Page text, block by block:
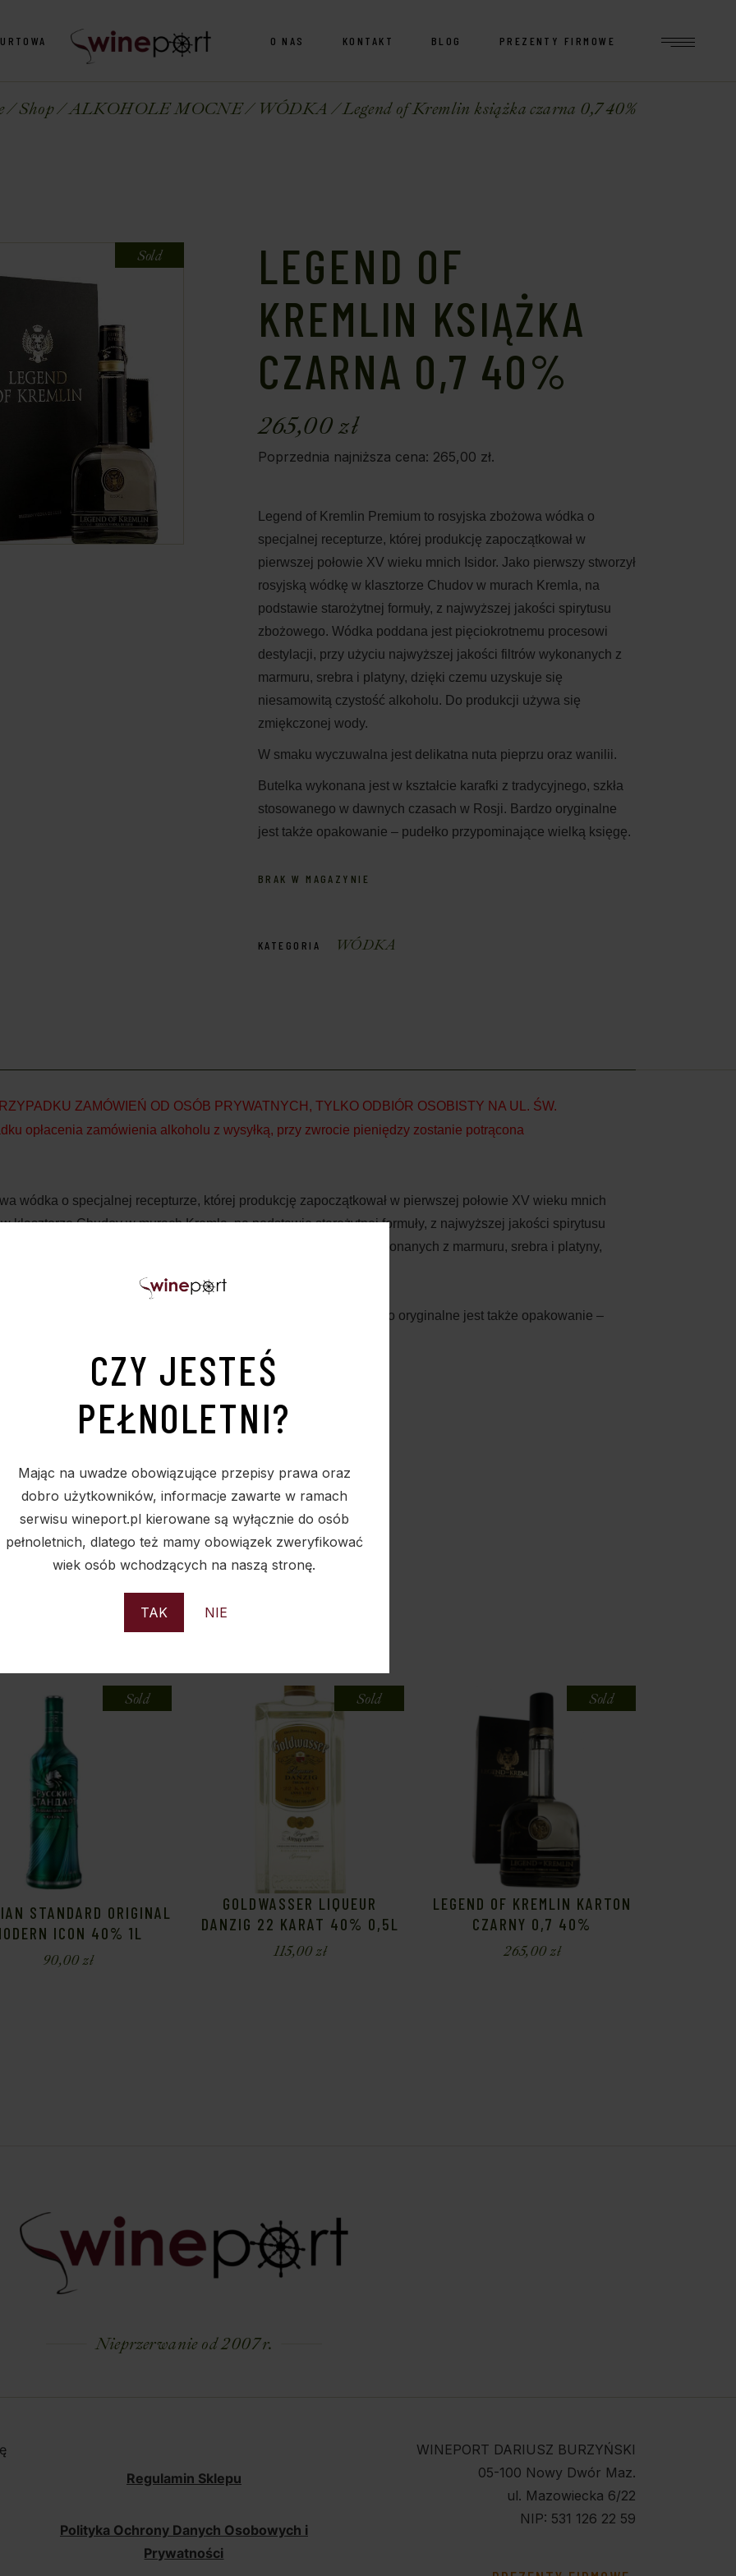
CZY JESTEŚ
PEŁNOLETNI?
Mając na uwadze obowiązujące przepisy prawa oraz
dobro użytkowników, informacje zawarte w ramach
serwisu wineport.pl kierowane są wyłącznie do osób
pełnoletnich, dlatego też mamy obowiązek zweryfikować
wiek osób wchodzących na naszą stronę.
TAK NIE
O NAS KONTAKT BLOG PREZENTY FIRMOWE
Shop ALKOHOLE MOCNE WÓDKA Legend of Kremlin książka czarna 0,7 40%
Sold
LEGEND OF
KREMLIN KSIĄŻKA
CZARNA 0,7 40%
265,00zł
Poprzednia najniższa cena: 265,00 zł.
Legend of Kremlin Premium to rosyjska zbożowa wódka o
specjalnej recepturze, której produkcję zapoczątkował w
pierwszej połowie XV wieku mnich Isidor. Jako pierwszy stworzył
rosyjską wódkę w klasztorze Chudov w murach Kremla, na
podstawie starożytnej formuły, z najwyższej jakości spirytusu
zbożowego. Wódka poddana jest pięciokrotnemu procesowi
destylacji, przy użyciu najwyższej jakości filtrów wykonanych z
marmuru, srebra i platyny, dzięki czemu uzyskuje się
niesamowitą czystość alkoholu. Do produkcji używa się
zmiękczonej wody.
W smaku wyczuwalna jest delikatna nuta pieprzu oraz wanilii.
Butelka wykonana jest w kształcie karafki z tradycyjnego, szkła
stosowanego w dawnych czasach w Rosji. Bardzo oryginalne
jest także opakowanie – pudełko przypominające wielką księgę.
BRAK W MAGAZYNIE
KATEGORIA WÓDKA
ZAMÓWIEŃ OD OSÓB PRYWATNYCH, TYLKO ODBIÓR OSOBISTY NA UL. ŚW.
opłacenia zamówienia alkoholu z wysyłką, przy zwrocie pieniędzy zostanie potrącona
wódka o specjalnej recepturze, której produkcję zapoczątkował w pierwszej połowie XV wieku mnich
klasztorze Chudov w murach Kremla, na podstawie starożytnej formuły, z najwyższej jakości spirytusu
procesowi destylacji, przy użyciu najwyższej jakości filtrów wykonanych z marmuru, srebra i platyny,
szkła stosowanego w dawnych czasach w Rosji. Bardzo oryginalne jest także opakowanie –
PODOBNE PRODUKTY
Sold
STANDARD ORIGINAL
ICON 40% 1L
90,00zł
Sold
GOLDWASSER LIQUEUR
DANZIG 22 KARAT 40% 0,5L
115,00zł
Sold
LEGEND OF KREMLIN KARTON
CZARNY 0,7 40%
265,00zł
Nieprzerwanie od 2007 r.
Regulamin Sklepu
Polityka Ochrony Danych Osobowych i
Prywatności
WINEPORT DARIUSZ BURZYŃSKI
05-100 Nowy Dwór Maz.
ul. Mazowiecka 6/22
NIP: 531 126 22 59